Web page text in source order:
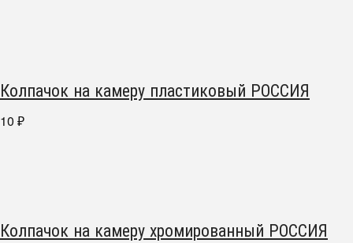
Колпачок на камеру пластиковый РОССИЯ
10 ₽
Колпачок на камеру хромированный РОССИЯ